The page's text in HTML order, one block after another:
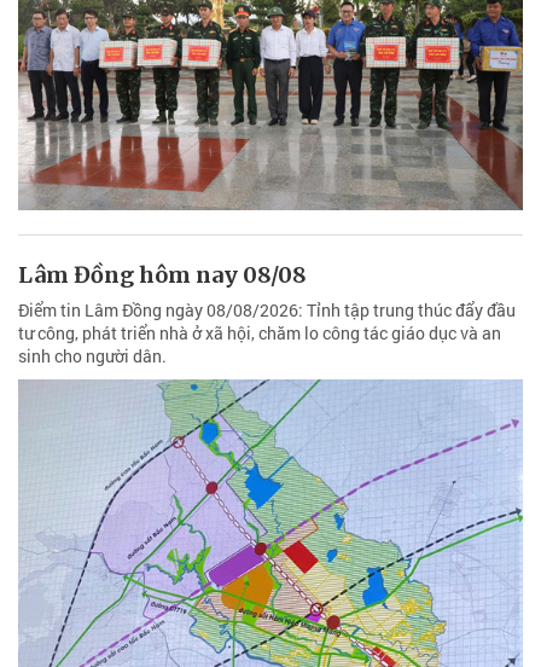
Lâm Đồng hôm nay 08/08
Điểm tin Lâm Đồng ngày 08/08/2026: Tỉnh tập trung thúc đẩy đầu
tư công, phát triển nhà ở xã hội, chăm lo công tác giáo dục và an
sinh cho người dân.